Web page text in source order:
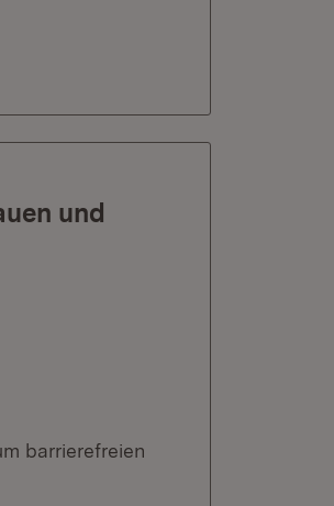
und
barrierefreien